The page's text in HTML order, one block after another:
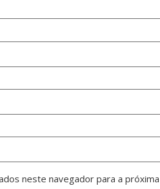
neste navegador para a